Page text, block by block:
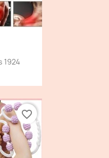
1924
favorite_border